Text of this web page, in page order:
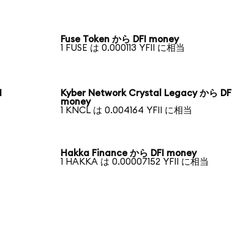
Fuse Token から DFI money
1 FUSE は 0.000113 YFII に相当
Kyber Network Crystal Legacy から DFI
money
1 KNCL は 0.004164 YFII に相当
Hakka Finance から DFI money
1 HAKKA は 0.00007152 YFII に相当